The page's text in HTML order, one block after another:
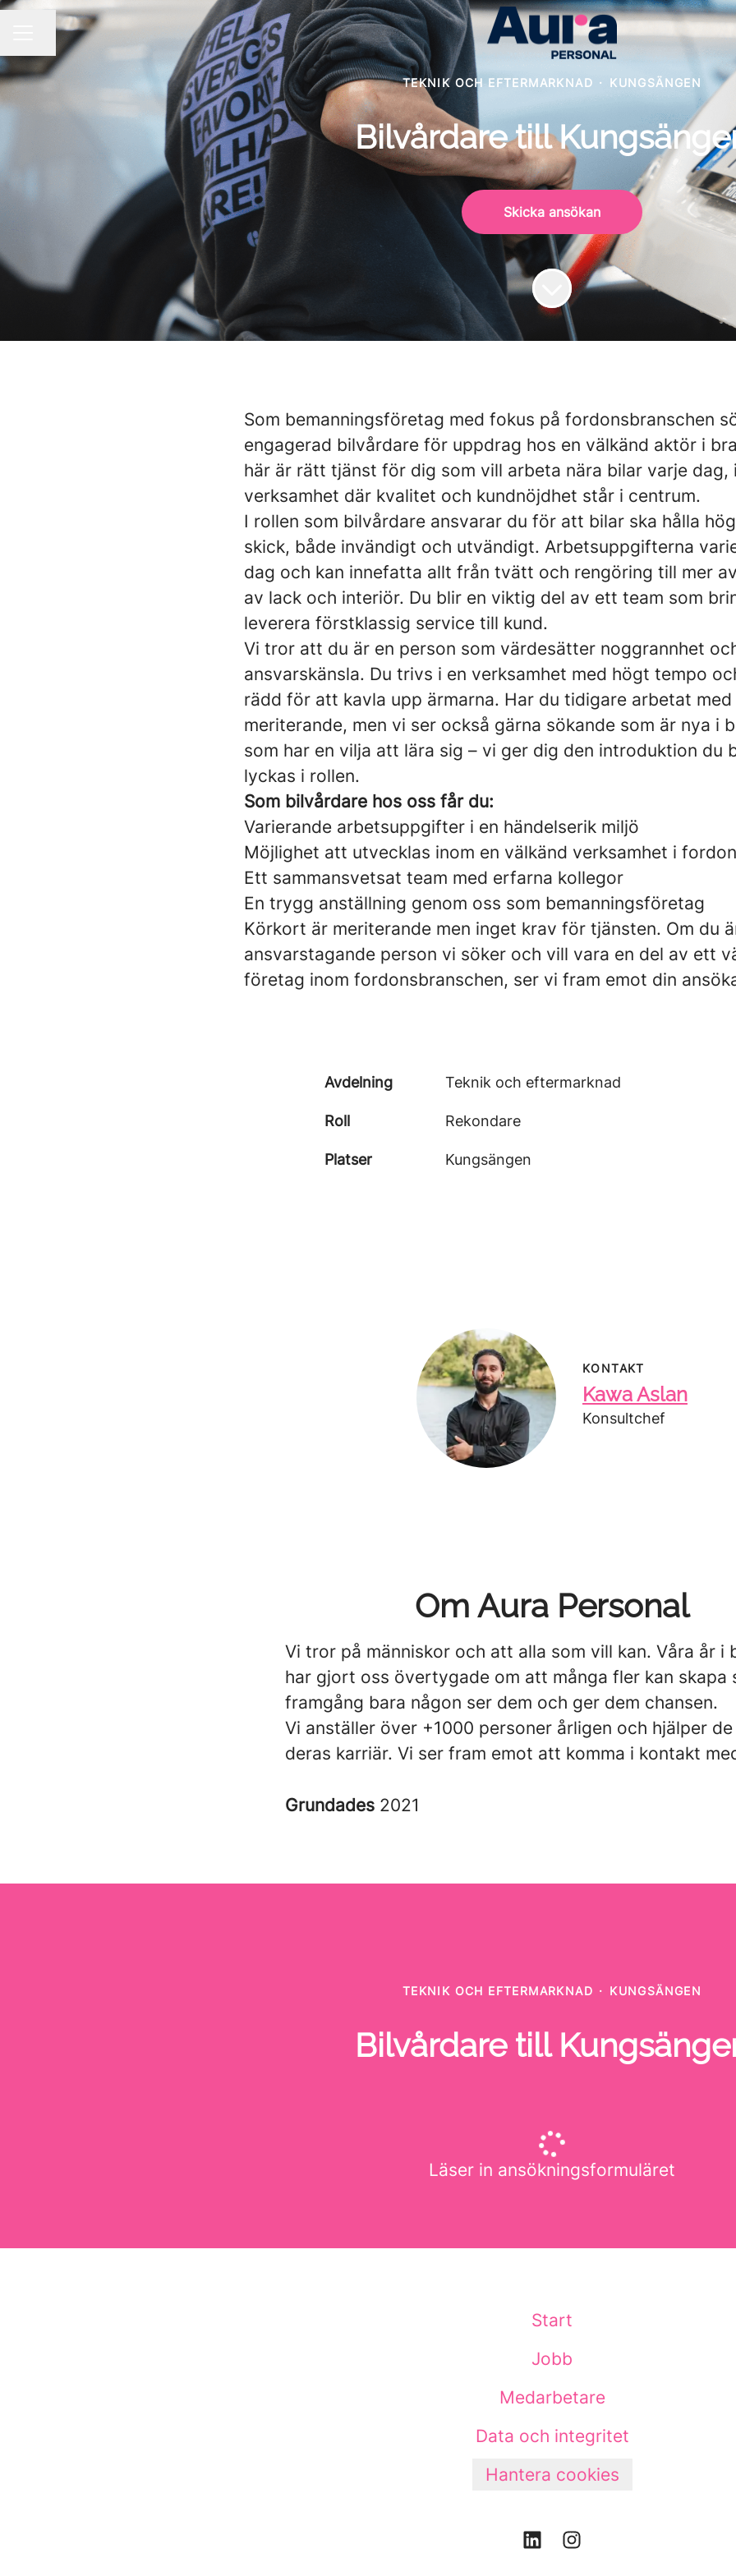
KARRIÄRMENY
Dela sidan
TEKNIK OCH EFTERMARKNAD · KUNGSÄNGEN
Bilvårdare till
Skicka ansökan
Som bemanningsföretag med fokus på fordonsbranschen
engagerad bilvårdare för uppdrag hos en välkänd aktör i
här är rätt tjänst för dig som vill arbeta nära bilar varje dag,
verksamhet där kvalitet och kundnöjdhet står i centrum.
I rollen som bilvårdare ansvarar du för att bilar ska hålla
skick, både invändigt och utvändigt. Arbetsuppgifterna
dag och kan innefatta allt från tvätt och rengöring till mer
av lack och interiör. Du blir en viktig del av ett team som
leverera förstklassig service till kund.
Vi tror att du är en person som värdesätter noggrannhet
ansvarskänsla. Du trivs i en verksamhet med högt tempo
rädd för att kavla upp ärmarna. Har du tidigare arbetat
meriterande, men vi ser också gärna sökande som är nya i
som har en vilja att lära sig – vi ger dig den introduktion du
lyckas i rollen.
Som bilvårdare hos oss får du:
Varierande arbetsuppgifter i en händelserik miljö
Möjlighet att utvecklas inom en välkänd verksamhet i
Ett sammansvetsat team med erfarna kollegor
En trygg anställning genom oss som bemanningsföretag
Körkort är meriterande men inget krav för tjänsten. Om du
ansvarstagande person vi söker och vill vara en del av ett
företag inom fordonsbranschen, ser vi fram emot din
Avdelning Teknik och eftermarknad
Roll Rekondare
Platser Kungsängen
KONTAKT
Kawa Aslan
Konsultchef
Om Aura Personal
Vi tror på människor och att alla som vill kan. Våra år i
har gjort oss övertygade om att många fler kan skapa
framgång bara någon ser dem och ger dem chansen.
Vi anställer över +1000 personer årligen och hjälper
deras karriär. Vi ser fram emot att komma i kontakt
Grundades 2021
TEKNIK OCH EFTERMARKNAD · KUNGSÄNGEN
Bilvårdare till
Läser in ansökningsformuläret
Start
Jobb
Medarbetare
Data och integritet
Hantera cookies